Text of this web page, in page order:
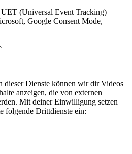
(Universal Event Tracking)
Google Consent Mode,
dieser Dienste können wir dir Videos
anzeigen, die von externen
Mit deiner Einwilligung setzen
folgende Drittdienste ein: